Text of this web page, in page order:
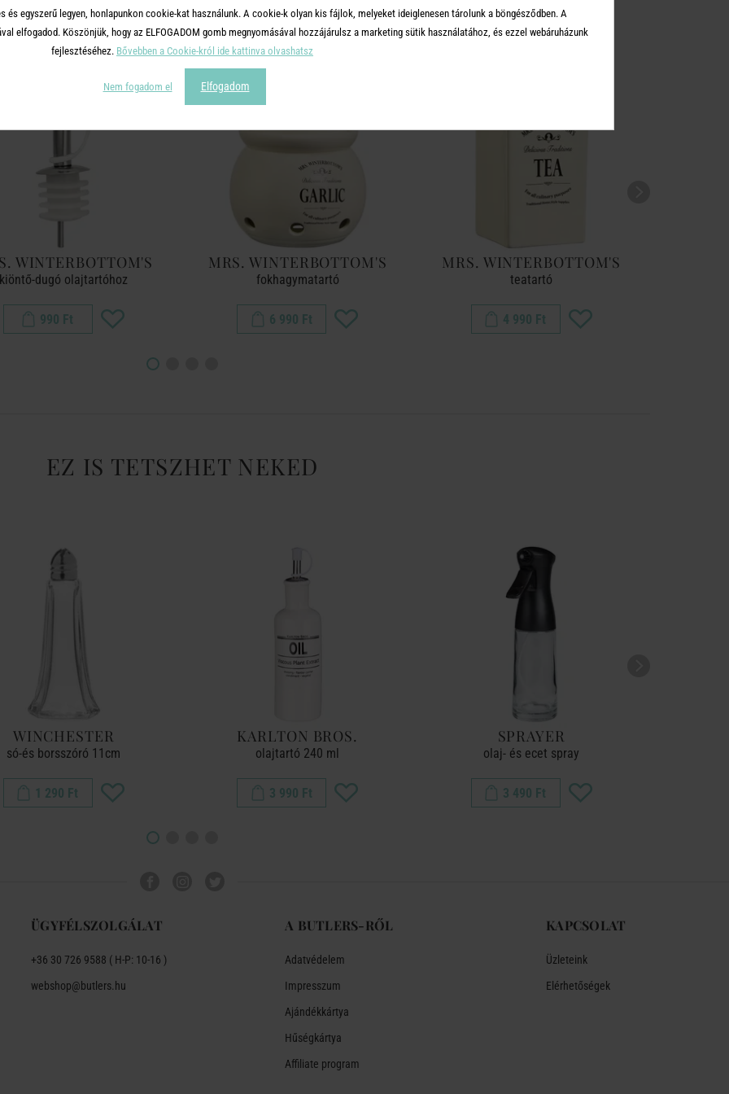
WINTERBOTTOM'S
kiöntő-dugó olajtartóhoz
990 Ft
MRS. WINTERBOTTOM'S
fokhagymatartó
6 990 Ft
MRS. WINTERBOTTOM'S
teatartó
4 990 Ft
EZ IS TETSZHET NEKED
WINCHESTER
só-és borsszóró 11cm
1 290 Ft
KARLTON BROS.
olajtartó 240 ml
3 990 Ft
SPRAYER
olaj- és ecet spray
3 490 Ft
ÜGYFÉLSZOLGÁLAT
+36 30 726 9588 ( H-P: 10-16 )
webshop@butlers.hu
A BUTLERS-RŐL
Adatvédelem
Impresszum
Ajándékkártya
Hűségkártya
Affiliate program
KAPCSOLAT
Üzleteink
Elérhetőségek
és egyszerű legyen, honlapunkon cookie-kat használunk. A cookie-k olyan kis fájlok, melyeket ideiglenesen tárolunk a böngésződben. A
elfogadod. Köszönjük, hogy az ELFOGADOM gomb megnyomásával hozzájárulsz a marketing sütik használatához, és ezzel webáruházunk
fejlesztéséhez. Bővebben a Cookie-król ide kattinva olvashatsz
Nem fogadom el Elfogadom